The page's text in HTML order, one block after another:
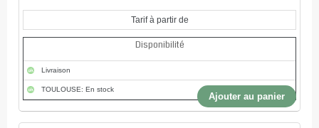
Tarif à partir de
Disponibilité
Livraison
TOULOUSE: En stock
Ajouter au panier